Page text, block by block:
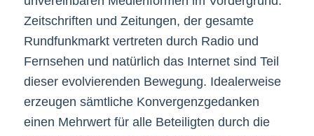
Zeitschriften und Zeitungen, der gesamte
Rundfunkmarkt vertreten durch Radio und
Fernsehen und natürlich das Internet sind Teil
dieser evolvierenden Bewegung. Idealerweise
erzeugen sämtliche Konvergenzgedanken
einen Mehrwert für alle Beteiligten durch die